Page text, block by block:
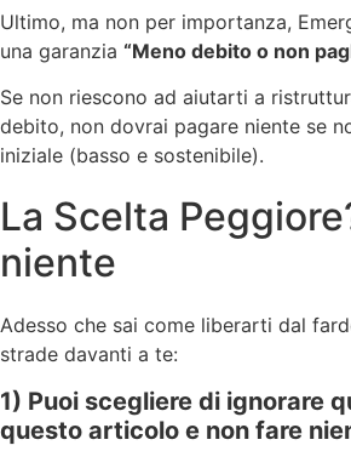
Ultimo, ma non per importanza,
una garanzia “Meno debito o non
Se non riescono ad aiutarti a
debito, non dovrai pagare niente se
iniziale (basso e sostenibile).
La Scelta
niente
Adesso che sai come liberarti dal
strade davanti a te:
1) Puoi scegliere di ignorare
questo articolo e non fare